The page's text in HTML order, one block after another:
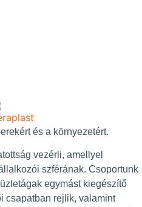
és a környezetért.
vezérli, amellyel
szférának. Csoportunk
egymást kiegészítő
csapatban rejlik, valamint